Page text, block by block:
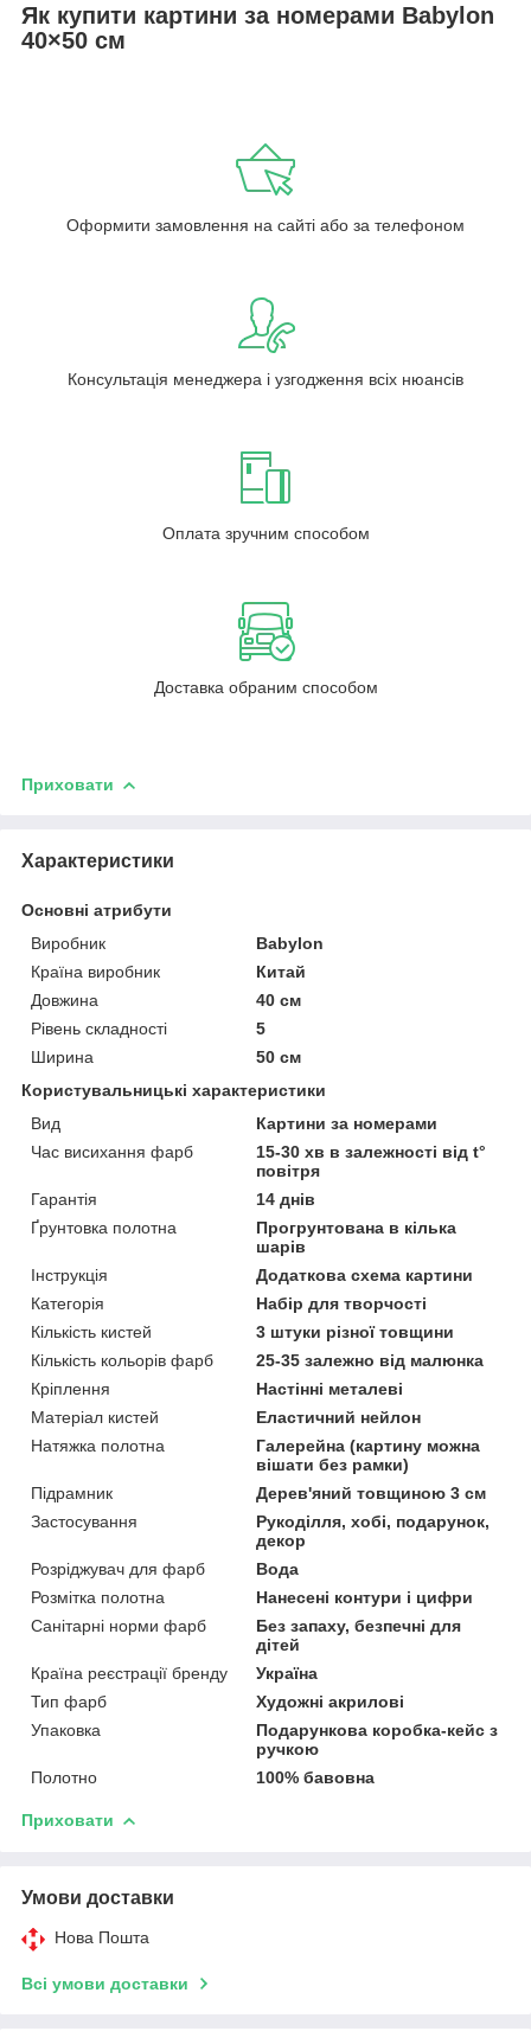
Як купити картини за номерами Babylon
40×50 см
Оформити замовлення на сайті або за телефоном
Консультація менеджера і узгодження всіх нюансів
Оплата зручним способом
Доставка обраним способом
Приховати
Характеристики
Основні атрибути
Виробник
Babylon
Країна виробник
Китай
Довжина
40 см
Рівень складності
5
Ширина
50 см
Користувальницькі характеристики
Вид
Картини за номерами
Час висихання фарб
15-30 хв в залежності від t°
повітря
Гарантія
14 днів
Ґрунтовка полотна
Прогрунтована в кілька
шарів
Інструкція
Додаткова схема картини
Категорія
Набір для творчості
Кількість кистей
3 штуки різної товщини
Кількість кольорів фарб
25-35 залежно від малюнка
Кріплення
Настінні металеві
Матеріал кистей
Еластичний нейлон
Натяжка полотна
Галерейна (картину можна
вішати без рамки)
Підрамник
Дерев'яний товщиною 3 см
Застосування
Рукоділля, хобі, подарунок,
декор
Розріджувач для фарб
Вода
Розмітка полотна
Нанесені контури і цифри
Санітарні норми фарб
Без запаху, безпечні для
дітей
Країна реєстрації бренду
Україна
Тип фарб
Художні акрилові
Упаковка
Подарункова коробка-кейс з
ручкою
Полотно
100% бавовна
Приховати
Умови доставки
Нова Пошта
Всі умови доставки